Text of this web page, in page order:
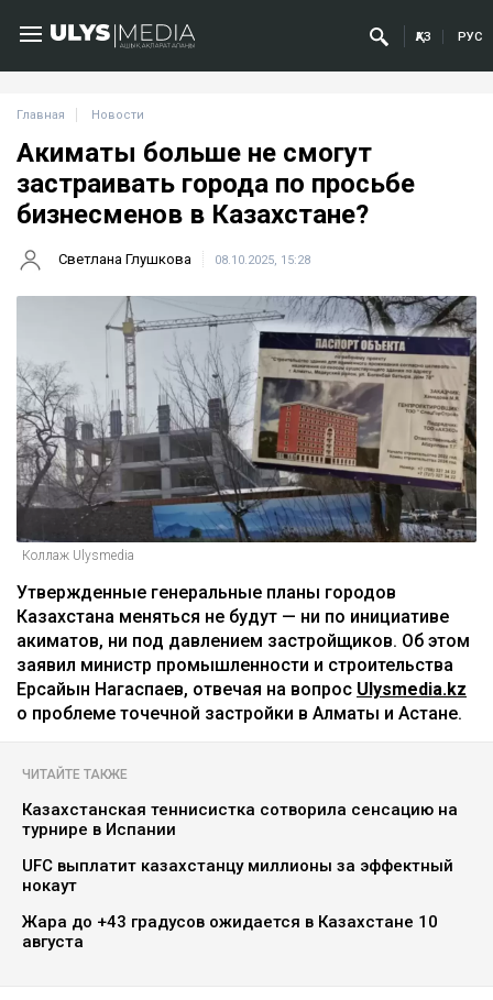
ҚАЗ РУС
Главная Новости
Акиматы больше не смогут
застраивать города по просьбе
бизнесменов в Казахстане?
Светлана Глушкова 08.10.2025, 15:28
Коллаж Ulysmedia
Утвержденные генеральные планы городов
Казахстана меняться не будут — ни по инициативе
акиматов, ни под давлением застройщиков. Об этом
заявил министр промышленности и строительства
Ерсайын Нагаспаев, отвечая на вопрос Ulysmedia.kz
о проблеме точечной застройки в Алматы и Астане.
ЧИТАЙТЕ ТАКЖЕ
Казахстанская теннисистка сотворила сенсацию на
турнире в Испании
UFC выплатит казахстанцу миллионы за эффектный
нокаут
Жара до +43 градусов ожидается в Казахстане 10
августа